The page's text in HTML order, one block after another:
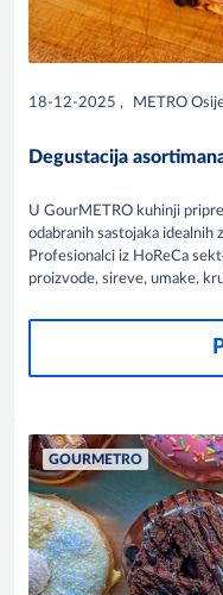
18-12-2025 , METRO
Degustacija
U GourMETRO kuhinji
odabranih sastojaka idealnih
Profesionalci iz HoReCa
proizvode, sireve, umake,
obogatiti vašu ponudu.
GOURMETRO